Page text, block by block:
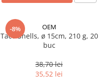
-8% OEM
Taco Shells, ø 15cm, 210 g, 20
buc
38,70 lei
35,52 lei